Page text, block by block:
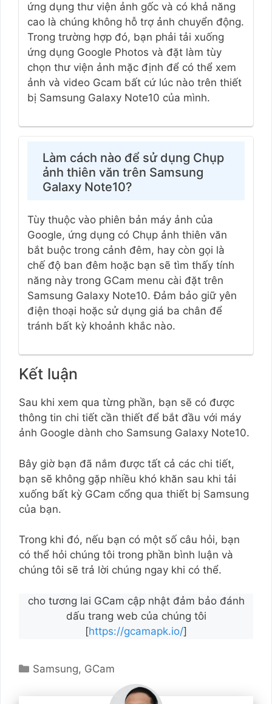
ứng dụng thư viện ảnh gốc và có khả năng
cao là chúng không hỗ trợ ảnh chuyển động.
Trong trường hợp đó, bạn phải tải xuống
ứng dụng Google Photos và đặt làm tùy
chọn thư viện ảnh mặc định để có thể xem
ảnh và video Gcam bất cứ lúc nào trên thiết
bị Samsung Galaxy Note10 của mình.
Làm cách nào để sử dụng Chụp
ảnh thiên văn trên Samsung
Galaxy Note10?
Tùy thuộc vào phiên bản máy ảnh của
Google, ứng dụng có Chụp ảnh thiên văn
bắt buộc trong cảnh đêm, hay còn gọi là
chế độ ban đêm hoặc bạn sẽ tìm thấy tính
năng này trong GCam menu cài đặt trên
Samsung Galaxy Note10. Đảm bảo giữ yên
điện thoại hoặc sử dụng giá ba chân để
tránh bất kỳ khoảnh khắc nào.
Kết luận
Sau khi xem qua từng phần, bạn sẽ có được
thông tin chi tiết cần thiết để bắt đầu với máy
ảnh Google dành cho Samsung Galaxy Note10.
Bây giờ bạn đã nắm được tất cả các chi tiết,
bạn sẽ không gặp nhiều khó khăn sau khi tải
xuống bất kỳ GCam cổng qua thiết bị Samsung
của bạn.
Trong khi đó, nếu bạn có một số câu hỏi, bạn
có thể hỏi chúng tôi trong phần bình luận và
chúng tôi sẽ trả lời chúng ngay khi có thể.
cho tương lai GCam cập nhật đảm bảo đánh
dấu trang web của chúng tôi
[https://gcamapk.io/]
Danh
Samsung, GCam